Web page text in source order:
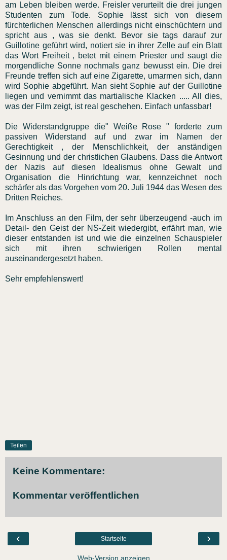
am Leben bleiben werde. Freisler verurteilt die drei jungen
Studenten zum Tode. Sophie lässt sich von diesem
fürchterlichen Menschen allerdings nicht einschüchtern und
spricht aus , was sie denkt. Bevor sie tags darauf zur
Guillotine geführt wird, notiert sie in ihrer Zelle auf ein Blatt
das Wort Freiheit , betet mit einem Priester und saugt die
morgendliche Sonne nochmals ganz bewusst ein. Die drei
Freunde treffen sich auf eine Zigarette, umarmen sich, dann
wird Sophie abgeführt. Man sieht Sophie auf der Guillotine
liegen und vernimmt das martialische Klacken ..... All dies,
was der Film zeigt, ist real geschehen. Einfach unfassbar!
Die Widerstandgruppe die" Weiße Rose " forderte zum
passiven Widerstand auf und zwar im Namen der
Gerechtigkeit , der Menschlichkeit, der anständigen
Gesinnung und der christlichen Glaubens. Dass die Antwort
der Nazis auf diesen Idealismus ohne Gewalt und
Organisation die Hinrichtung war, kennzeichnet noch
schärfer als das Vorgehen vom 20. Juli 1944 das Wesen des
Dritten Reiches.
Im Anschluss an den Film, der sehr überzeugend -auch im
Detail- den Geist der NS-Zeit wiedergibt, erfährt man, wie
dieser entstanden ist und wie die einzelnen Schauspieler
sich mit ihren schwierigen Rollen mental
auseinandergesetzt haben.
Sehr empfehlenswert!
Teilen
Keine Kommentare:
Kommentar veröffentlichen
‹ ›
Startseite
Web-Version anzeigen